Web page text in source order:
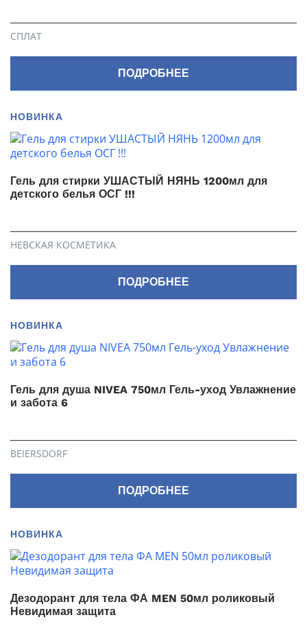
СПЛАТ
ПОДРОБНЕЕ
НОВИНКА
Гель для стирки УШАСТЫЙ НЯНЬ 1200мл для
детского белья ОСГ !!!
НЕВСКАЯ КОСМЕТИКА
ПОДРОБНЕЕ
НОВИНКА
Гель для душа NIVEA 750мл Гель-уход Увлажнение
и забота 6
BEIERSDORF
ПОДРОБНЕЕ
НОВИНКА
Дезодорант для тела ФА MEN 50мл роликовый
Невидимая защита